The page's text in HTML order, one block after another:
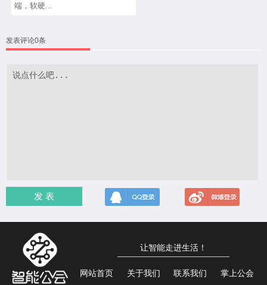
端，软硬...
发表评论0条
发 表
让智能走进生活！
网站首页 关于我们 联系我们 掌上公会